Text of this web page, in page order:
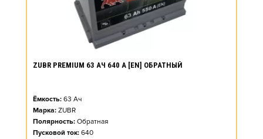
ZUBR PREMIUM 63 АЧ 640 А [EN] ОБРАТНЫЙ
Ёмкость: 63 Ач
Марка: ZUBR
Полярность: Обратная
Пусковой ток: 640